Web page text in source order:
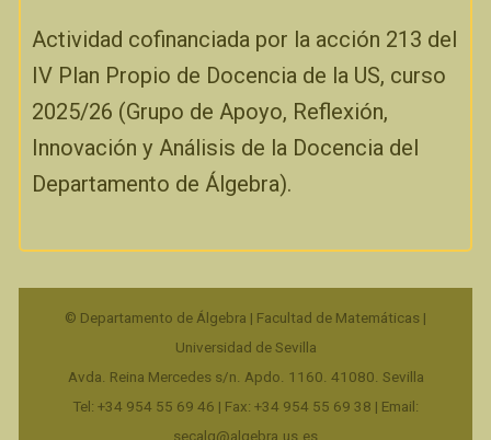
Actividad cofinanciada por la acción 213 del
IV Plan Propio de Docencia de la US, curso
2025/26 (Grupo de Apoyo, Reflexión,
Innovación y Análisis de la Docencia del
Departamento de Álgebra).
© Departamento de Álgebra | Facultad de Matemáticas |
Universidad de Sevilla
Avda. Reina Mercedes s/n. Apdo. 1160. 41080. Sevilla
Tel: +34 954 55 69 46 | Fax: +34 954 55 69 38 | Email:
secalg@algebra.us.es